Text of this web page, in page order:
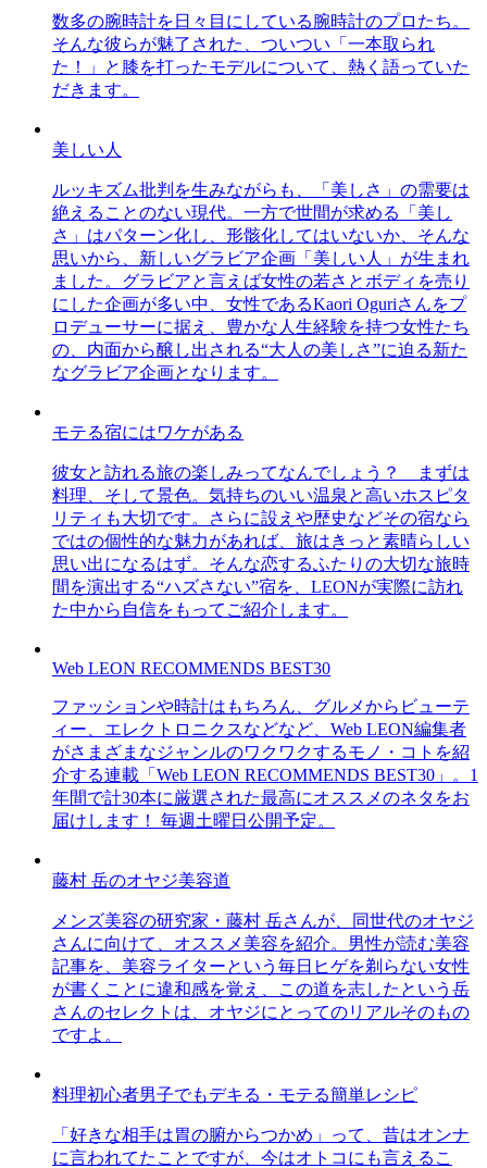
数多の腕時計を日々目にしている腕時計のプロたち。
そんな彼らが魅了された、ついつい「一本取られ
た！」と膝を打ったモデルについて、熱く語っていた
だきます。
美しい人
ルッキズム批判を生みながらも、「美しさ」の需要は
絶えることのない現代。一方で世間が求める「美し
さ」はパターン化し、形骸化してはいないか、そんな
思いから、新しいグラビア企画「美しい人」が生まれ
ました。グラビアと言えば女性の若さとボディを売り
にした企画が多い中、女性であるKaori Oguriさんをプ
ロデューサーに据え、豊かな人生経験を持つ女性たち
の、内面から醸し出される“大人の美しさ”に迫る新た
なグラビア企画となります。
モテる宿にはワケがある
彼女と訪れる旅の楽しみってなんでしょう？ まずは
料理、そして景色。気持ちのいい温泉と高いホスピタ
リティも大切です。さらに設えや歴史などその宿なら
ではの個性的な魅力があれば、旅はきっと素晴らしい
思い出になるはず。そんな恋するふたりの大切な旅時
間を演出する“ハズさない”宿を、LEONが実際に訪れ
た中から自信をもってご紹介します。
Web LEON RECOMMENDS BEST30
ファッションや時計はもちろん、グルメからビューテ
ィー、エレクトロニクスなどなど、Web LEON編集者
がさまざまなジャンルのワクワクするモノ・コトを紹
介する連載「Web LEON RECOMMENDS BEST30」。1
年間で計30本に厳選された最高にオススメのネタをお
届けします！ 毎週土曜日公開予定。
藤村 岳のオヤジ美容道
メンズ美容の研究家・藤村 岳さんが、同世代のオヤジ
さんに向けて、オススメ美容を紹介。男性が読む美容
記事を、美容ライターという毎日ヒゲを剃らない女性
が書くことに違和感を覚え、この道を志したという岳
さんのセレクトは、オヤジにとってのリアルそのもの
ですよ。
料理初心者男子でもデキる・モテる簡単レシピ
「好きな相手は胃の腑からつかめ」って、昔はオンナ
に言われてたことですが、今はオトコにも言えるこ